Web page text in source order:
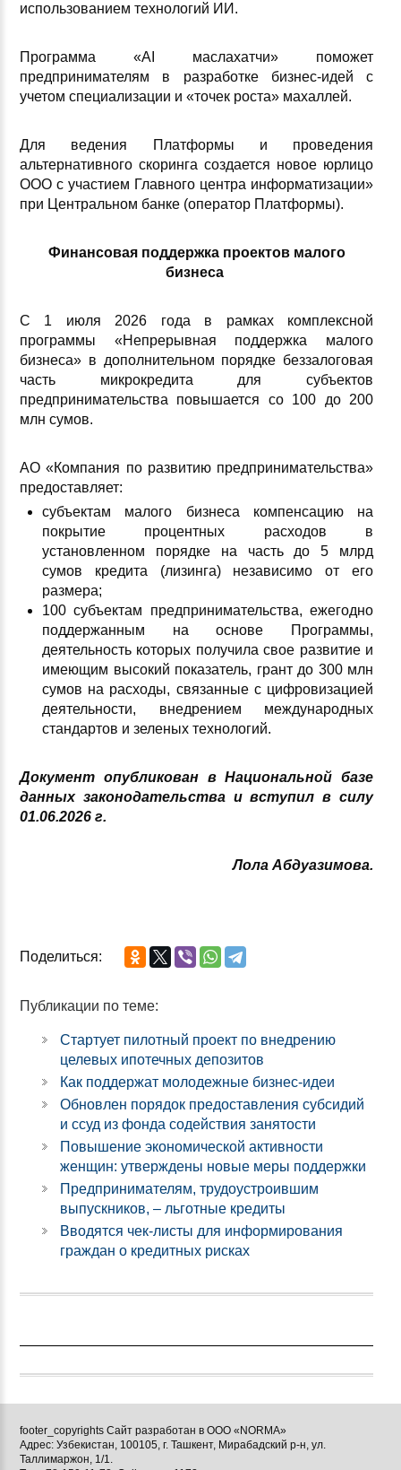
использованием технологий ИИ.
Программа «AI маслахатчи» поможет
предпринимателям в разработке бизнес-идей с
учетом специализации и «точек роста» махаллей.
Для ведения Платформы и проведения
альтернативного скоринга создается новое юрлицо
ООО с участием Главного центра информатизации»
при Центральном банке (оператор Платформы).
Финансовая поддержка проектов малого
бизнеса
С 1 июля 2026 года в рамках комплексной
программы «Непрерывная поддержка малого
бизнеса» в дополнительном порядке беззалоговая
часть микрокредита для субъектов
предпринимательства повышается со 100 до 200
млн сумов.
АО «Компания по развитию предпринимательства»
предоставляет:
субъектам малого бизнеса компенсацию на
покрытие процентных расходов в
установленном порядке на часть до 5 млрд
сумов кредита (лизинга) независимо от его
размера;
100 субъектам предпринимательства, ежегодно
поддержанным на основе Программы,
деятельность которых получила свое развитие и
имеющим высокий показатель, грант до 300 млн
сумов на расходы, связанные с цифровизацией
деятельности, внедрением международных
стандартов и зеленых технологий.
Документ опубликован в Национальной базе
данных законодательства и вступил в силу
01.06.2026 г.
Лола Абдуазимова.
Поделиться:
Публикации по теме:
Стартует пилотный проект по внедрению
целевых ипотечных депозитов
Как поддержат молодежные бизнес-идеи
Обновлен порядок предоставления субсидий
и ссуд из фонда содействия занятости
Повышение экономической активности
женщин: утверждены новые меры поддержки
Предпринимателям, трудоустроившим
выпускников, – льготные кредиты
Вводятся чек-листы для информирования
граждан о кредитных рисках
footer_copyrights Сайт разработан в ООО «NORMA»
Адрес: Узбекистан, 100105, г. Ташкент, Мирабадский р-н, ул.
Таллимаржон, 1/1.